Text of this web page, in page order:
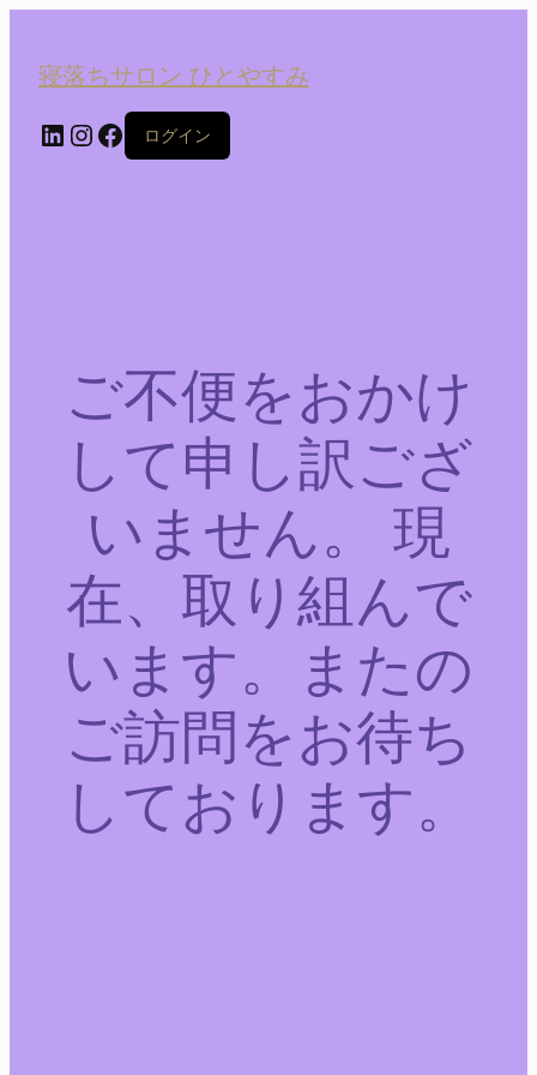
寝落ちサロン ひとやすみ
LinkedIn
Instagram
Facebook
ログイン
ご不便をおかけ
して申し訳ござ
いません。 現
在、取り組んで
います。またの
ご訪問をお待ち
しております。